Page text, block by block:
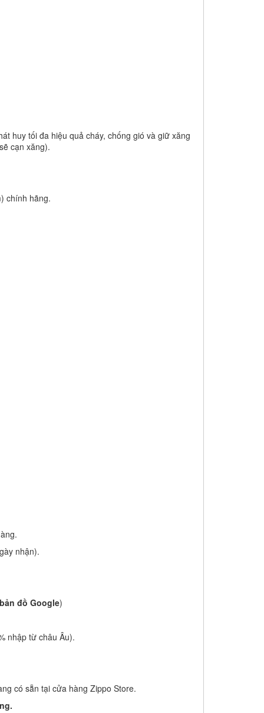
huy tối đa hiệu quả cháy, chống gió và giữ xăng
cạn xăng).
chính hãng.
nhận).
đồ Google)
nhập từ châu Âu).
có sẵn tại cửa hàng Zippo Store.